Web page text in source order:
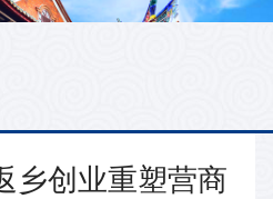
乡创业重塑营商